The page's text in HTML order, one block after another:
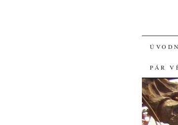
SKIP
TO
PÁR